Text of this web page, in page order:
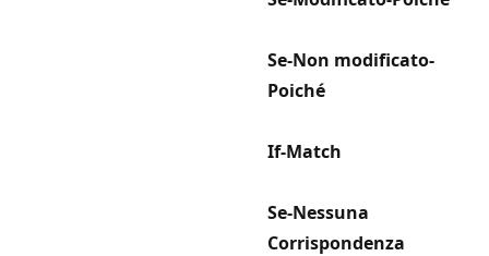
Se-Non modificato-
Poiché
If-Match
Se-Nessuna
Corrispondenza